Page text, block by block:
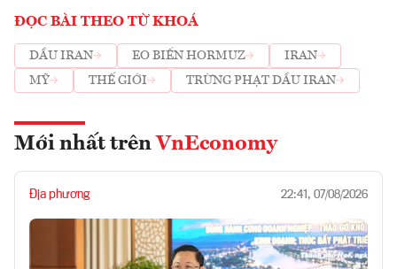
ĐỌC BÀI THEO TỪ KHOÁ
DẦU IRAN EO BIỂN HORMUZ
IRAN
MỸ
THẾ GIỚI TRỪNG PHẠT DẦU IRAN
Mới nhất trên VnEconomy
Địa phương 22:41, 07/08/2026